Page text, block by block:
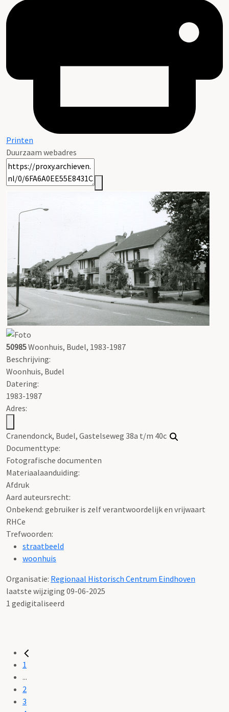
Printen
Duurzaam webadres
50985Woonhuis, Budel, 1983-1987
Beschrijving:
Woonhuis, Budel
Datering:
1983-1987
Adres:
Cranendonck, Budel, Gastelseweg 38a t/m 40c
Documenttype:
Fotografische documenten
Materiaalaanduiding:
Afdruk
Aard auteursrecht:
Onbekend: gebruiker is zelf verantwoordelijk en vrijwaart
RHCe
Trefwoorden:
straatbeeld
woonhuis
Organisatie: Regionaal Historisch Centrum Eindhoven
laatste wijziging 09-06-2025
1 gedigitaliseerd
1
...
2
3